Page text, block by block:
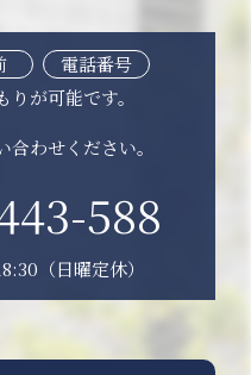
電話番号
が可能です。
わせください。
588
（日曜定休）